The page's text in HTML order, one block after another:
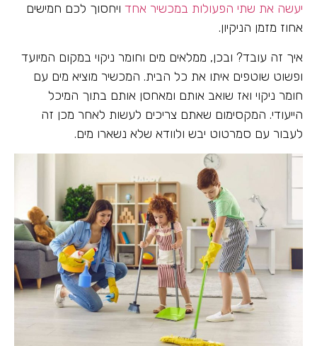
יעשה את שתי הפעולות במכשיר אחד ויחסוך לכם חמישים
אחוז מזמן הניקיון.
איך זה עובד? ובכן, ממלאים מים וחומר ניקוי במקום המיועד
ופשוט שוטפים איתו את כל הבית. המכשיר מוציא מים עם
חומר ניקוי ואז שואב אותם ומאחסן אותם בתוך המיכל
הייעודי. המקסימום שאתם צריכים לעשות לאחר מכן זה
לעבור עם סמרטוט יבש ולוודא שלא נשארו מים.